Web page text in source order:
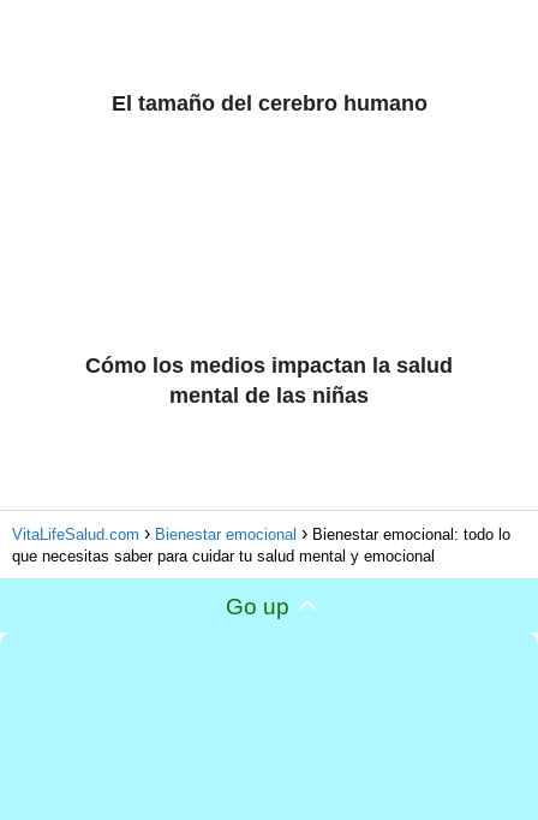
El tamaño del cerebro humano
Cómo los medios impactan la salud
mental de las niñas
VitaLifeSalud.com Bienestar emocional
Bienestar emocional: todo lo
que necesitas saber para cuidar tu salud mental y emocional
Go up